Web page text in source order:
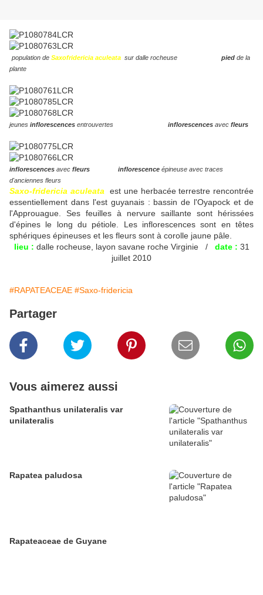
population de Saxofridericia aculeata sur dalle rocheuse pied de la
plante
jeunes inflorescences entrouvertes inflorescences avec fleurs
inflorescences avec fleurs inflorescence épineuse avec traces
d'anciennes fleurs
Saxo-fridericia aculeata est une herbacée terrestre rencontrée
essentiellement dans l'est guyanais : bassin de l'Oyapock et de
l'Approuague. Ses feuilles à nervure saillante sont hérissées
d'épines le long du pétiole. Les inflorescences sont en têtes
sphériques épineuses et les fleurs sont à corolle jaune pâle.
lieu : dalle rocheuse, layon savane roche Virginie / date : 31
juillet 2010
#RAPATEACEAE #Saxo-fridericia
Partager
Vous aimerez aussi
Spathanthus unilateralis var
unilateralis
Rapatea paludosa
Rapateaceae de Guyane